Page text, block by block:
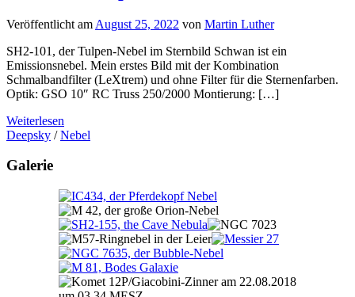
Veröffentlicht am August 25, 2022 von Martin Luther
SH2-101, der Tulpen-Nebel im Sternbild Schwan ist ein
Emissionsnebel. Mein erstes Bild mit der Kombination
Schmalbandfilter (LeXtrem) und ohne Filter für die Sternenfarben.
Optik: GSO 10″ RC Truss 250/2000 Montierung: […]
Weiterlesen
Deepsky /Nebel
Galerie